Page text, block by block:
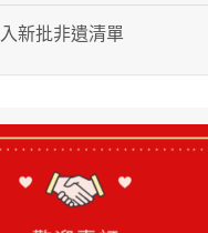
新批非遺清單